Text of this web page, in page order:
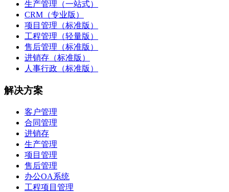
生产管理（一站式）
CRM（专业版）
项目管理（标准版）
工程管理（轻量版）
售后管理（标准版）
进销存（标准版）
人事行政（标准版）
解决方案
客户管理
合同管理
进销存
生产管理
项目管理
售后管理
办公OA系统
工程项目管理